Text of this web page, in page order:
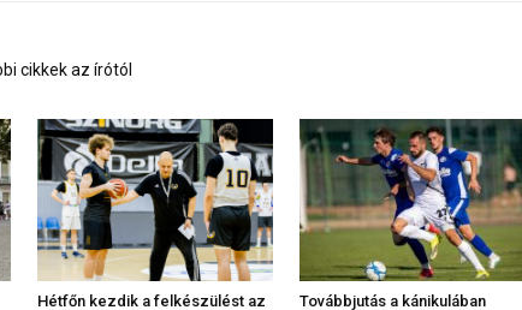
cikkek az írótól
Hétfőn kezdik a felkészülést az
Továbbjutás a kánikulában